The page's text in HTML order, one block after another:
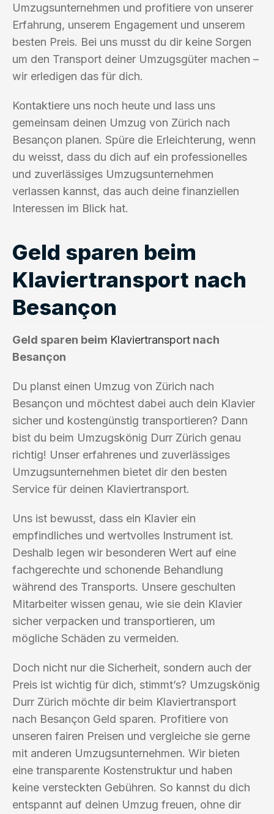
Umzugsunternehmen und profitiere von unserer
Erfahrung, unserem Engagement und unserem
besten Preis. Bei uns musst du dir keine Sorgen
um den Transport deiner Umzugsgüter machen –
wir erledigen das für dich.
Kontaktiere uns noch heute und lass uns
gemeinsam deinen Umzug von Zürich nach
Besançon planen. Spüre die Erleichterung, wenn
du weisst, dass du dich auf ein professionelles
und zuverlässiges Umzugsunternehmen
verlassen kannst, das auch deine finanziellen
Interessen im Blick hat.
Geld sparen beim
Klaviertransport nach
Besançon
Geld sparen beim Klaviertransport nach
Besançon
Du planst einen Umzug von Zürich nach
Besançon und möchtest dabei auch dein Klavier
sicher und kostengünstig transportieren? Dann
bist du beim Umzugskönig Durr Zürich genau
richtig! Unser erfahrenes und zuverlässiges
Umzugsunternehmen bietet dir den besten
Service für deinen Klaviertransport.
Uns ist bewusst, dass ein Klavier ein
empfindliches und wertvolles Instrument ist.
Deshalb legen wir besonderen Wert auf eine
fachgerechte und schonende Behandlung
während des Transports. Unsere geschulten
Mitarbeiter wissen genau, wie sie dein Klavier
sicher verpacken und transportieren, um
mögliche Schäden zu vermeiden.
Doch nicht nur die Sicherheit, sondern auch der
Preis ist wichtig für dich, stimmt’s? Umzugskönig
Durr Zürich möchte dir beim Klaviertransport
nach Besançon Geld sparen. Profitiere von
unseren fairen Preisen und vergleiche sie gerne
mit anderen Umzugsunternehmen. Wir bieten
eine transparente Kostenstruktur und haben
keine versteckten Gebühren. So kannst du dich
entspannt auf deinen Umzug freuen, ohne dir